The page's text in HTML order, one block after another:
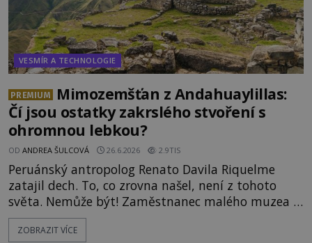
VESMÍR A TECHNOLOGIE
PREMIUM
Mimozemšťan z Andahuaylillas:
Čí jsou ostatky zakrslého stvoření s
ohromnou lebkou?
OD ANDREA ŠULCOVÁ 26.6.2026 2.9TIS
Peruánský antropolog Renato Davila Riquelme
zatajil dech. To, co zrovna našel, není z tohoto
světa. Nemůže být! Zaměstnanec malého muzea v
peruánském městečku Andahuaylillas nedaleko
legendárního Cuzca pomalu sestupuje z posvátné
ZOBRAZIT VÍCE